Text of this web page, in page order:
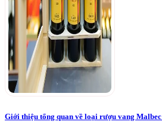
Giới thiệu tổng quan về loại rượu vang Malbec